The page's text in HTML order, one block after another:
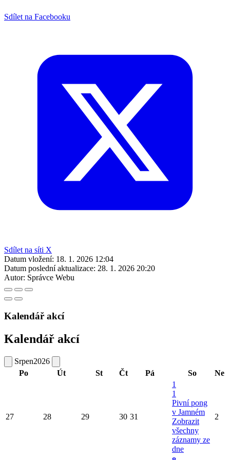
Sdílet na Facebooku
Sdílet na síti X
Datum vložení: 18. 1. 2026 12:04
Datum poslední aktualizace: 28. 1. 2026 20:20
Autor: Správce Webu
Kalendář akcí
Kalendář akcí
Srpen2026
Po
Út St Čt Pá So Ne
27 28 29 30 31
1
1
Pivní pong
v Jamném
Zobrazit
všechny
záznamy ze
dne
2